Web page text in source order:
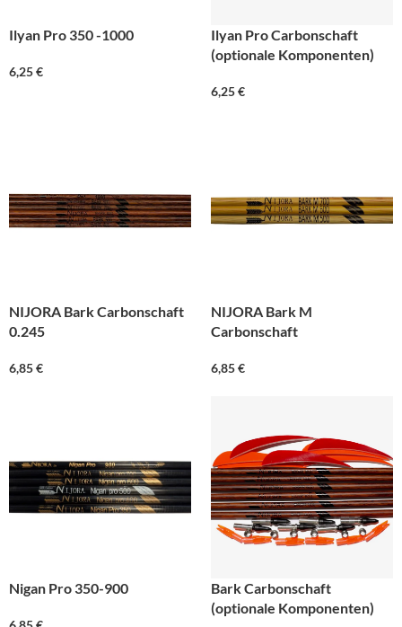
Ilyan Pro 350 -1000
6,25€
Ilyan Pro Carbonschaft
(optionale Komponenten)
6,25€
NIJORA Bark Carbonschaft
0.245
6,85€
NIJORA Bark M
Carbonschaft
6,85€
Nigan Pro 350-900
Bark Carbonschaft
(optionale Komponenten)